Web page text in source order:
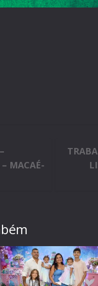
MACAÉ-